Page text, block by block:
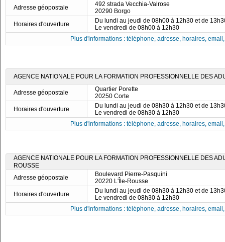
Adresse géopostale
492 strada Vecchia-Valrose
20290 Borgo
Horaires d'ouverture
Du lundi au jeudi de 08h00 à 12h30 et de
Le vendredi de 08h00 à 12h30
Plus d'informations : téléphone, adresse, horaires,
AGENCE NATIONALE POUR LA FORMATION PROFESSIONNELLE DES
Adresse géopostale
Quartier Porette
20250 Corte
Horaires d'ouverture
Du lundi au jeudi de 08h30 à 12h30 et de
Le vendredi de 08h30 à 12h30
Plus d'informations : téléphone, adresse, horaires,
AGENCE NATIONALE POUR LA FORMATION PROFESSIONNELLE DES
ROUSSE
Adresse géopostale
Boulevard Pierre-Pasquini
20220 L'Île-Rousse
Horaires d'ouverture
Du lundi au jeudi de 08h30 à 12h30 et de
Le vendredi de 08h30 à 12h30
Plus d'informations : téléphone, adresse, horaires,